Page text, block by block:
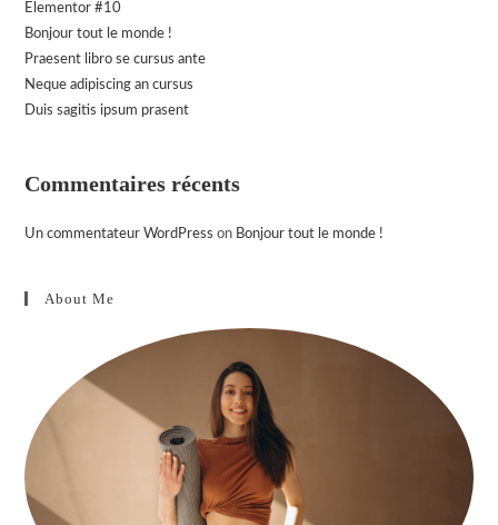
Elementor #10
Bonjour tout le monde !
Praesent libro se cursus ante
Neque adipiscing an cursus
Duis sagitis ipsum prasent
Commentaires récents
Un commentateur WordPress on Bonjour tout le monde !
About Me